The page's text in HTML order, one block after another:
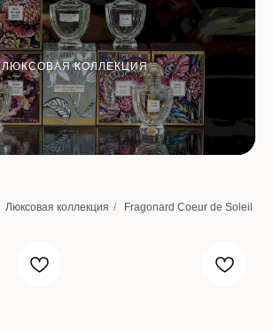
ЛЮКСОВАЯ КОЛЛЕКЦИЯ
Люксовая коллекция / Fragonard Coeur de Soleil